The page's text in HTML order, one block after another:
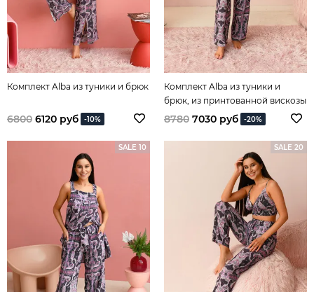
Комплект Alba из туники и брюк
6800 6120 руб -10%
Комплект Alba из туники и
брюк, из принтованной вискозы
8780 7030 руб -20%
SALE 10 SALE 20